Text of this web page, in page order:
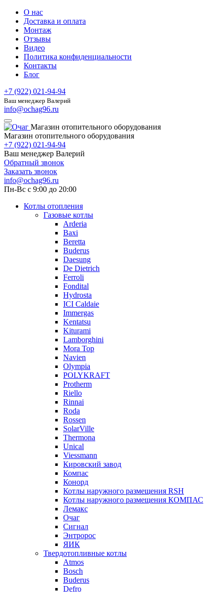
О нас
Доставка и оплата
Монтаж
Отзывы
Видео
Политика конфиденциальности
Контакты
Блог
+7 (922) 021-94-94
Ваш менеджер Валерий
info@ochag96.ru
Магазин отопительного оборудования
Магазин отопительного оборудования
+7 (922) 021-94-94
Ваш менеджер Валерий
Обратный звонок
Заказать звонок
info@ochag96.ru
Пн-Вс с 9:00 до 20:00
Котлы отопления
Газовые котлы
Arderia
Baxi
Beretta
Buderus
Daesung
De Dietrich
Ferroli
Fondital
Hydrosta
ICI Caldaie
Immergas
Kentatsu
Kiturami
Lamborghini
Mora Top
Navien
Olympia
POLYKRAFT
Protherm
Riello
Rinnai
Roda
Rossen
SolarVille
Thermona
Unical
Viessmann
Кировский завод
Компас
Конорд
Котлы наружного размещения RSH
Котлы наружного размещения КОМПАС
Лемакс
Очаг
Сигнал
Энтророс
ЯИК
Твердотопливные котлы
Atmos
Bosch
Buderus
Defro